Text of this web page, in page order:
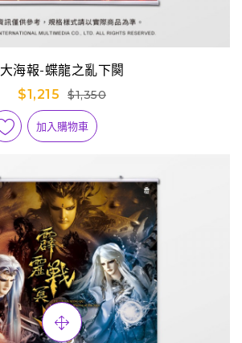
大海報-蝶龍之亂下闋
$1,215
$1,350
加入購物車